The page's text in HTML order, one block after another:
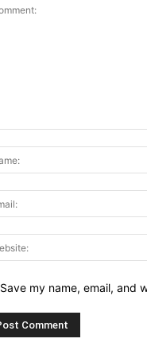
Save my name, email, and